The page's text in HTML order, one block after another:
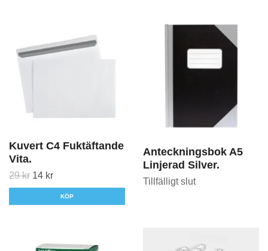
Kuvert C4 Fuktäftande
Vita.
29 kr 14 kr
KÖP
Anteckningsbok A5
Linjerad Silver.
Tillfälligt slut